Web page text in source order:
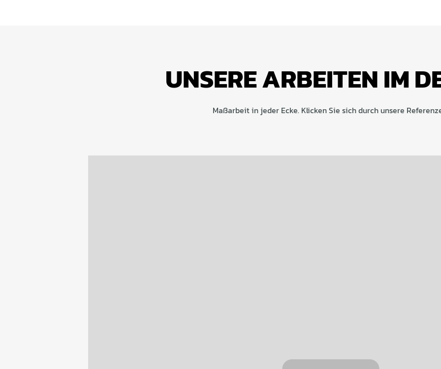
UNSERE ARBEITEN IM
Maßarbeit in jeder Ecke. Klicken Sie sich durch unsere